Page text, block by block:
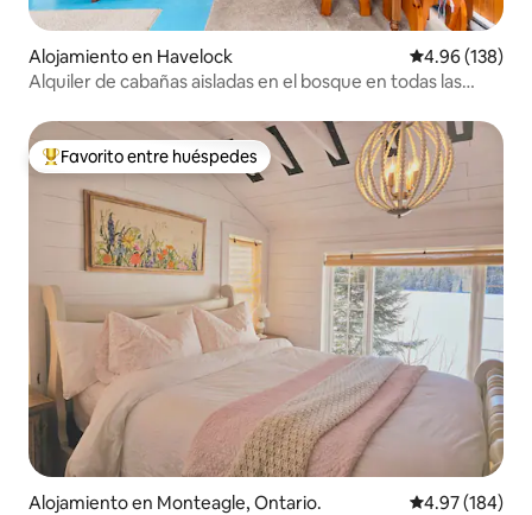
Alojamiento en Havelock Calificación
4.96 (138)
Alquiler de cabañas aisladas en el bosque en todas las
Favorito entre huéspedes preferido
Favorito entre huéspedes
Alojamiento en Monteagle, Ontario. Calificación
4.97 (184)